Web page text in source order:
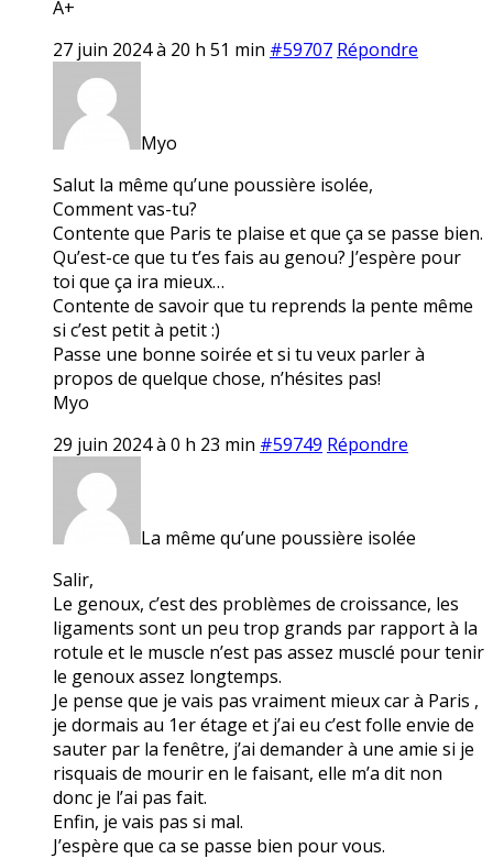
A+
27 juin 2024 à 20 h 51 min #59707 Répondre
Myo
Salut la même qu’une poussière isolée,
Comment vas-tu?
Contente que Paris te plaise et que ça se passe bien.
Qu’est-ce que tu t’es fais au genou? J’espère pour
toi que ça ira mieux…
Contente de savoir que tu reprends la pente même
si c’est petit à petit :)
Passe une bonne soirée et si tu veux parler à
propos de quelque chose, n’hésites pas!
Myo
29 juin 2024 à 0 h 23 min #59749 Répondre
La même qu’une poussière isolée
Salir,
Le genoux, c’est des problèmes de croissance, les
ligaments sont un peu trop grands par rapport à la
rotule et le muscle n’est pas assez musclé pour tenir
le genoux assez longtemps.
Je pense que je vais pas vraiment mieux car à Paris ,
je dormais au 1er étage et j’ai eu c’est folle envie de
sauter par la fenêtre, j’ai demander à une amie si je
risquais de mourir en le faisant, elle m’a dit non
donc je l’ai pas fait.
Enfin, je vais pas si mal.
J’espère que ca se passe bien pour vous.